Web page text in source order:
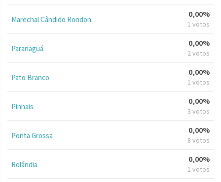
Marechal Cândido Rondon
0,00%
1 votos
Paranaguá
0,00%
2 votos
Pato Branco
0,00%
1 votos
Pinhais
0,00%
3 votos
Ponta Grossa
0,00%
8 votos
Rolândia
0,00%
1 votos